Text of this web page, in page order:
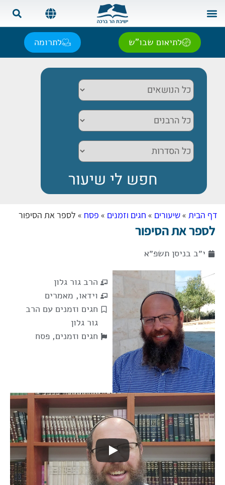
לתיאום שבו"ש לתרומה
דף הבית» שיעורים» חגים וזמנים» פסח» לספר את הסיפור
לספר את הסיפור
י״ב בניסן תשפ״א
הרב גור גלון
וידאו,מאמרים
חגים וזמנים עם הרב
גור גלון
חגים וזמנים,פסח